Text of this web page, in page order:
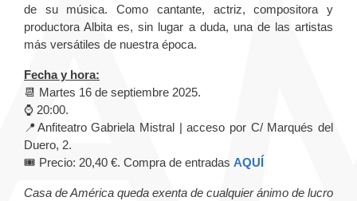
de su música. Como cantante, actriz, compositora y
productora Albita es, sin lugar a duda, una de las artistas
más versátiles de nuestra época.
Fecha y hora:
📆 Martes 16 de septiembre 2025.
⌚️ 20:00.
📍Anfiteatro Gabriela Mistral | acceso por C/ Marqués del
Duero, 2.
🎟️ Precio: 20,40 €. Compra de entradas AQUÍ
Casa de América queda exenta de cualquier ánimo de lucro